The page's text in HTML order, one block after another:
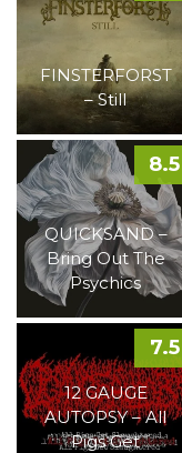
FINSTERFORST
– Still
QUICKSAND –
Bring Out The
Psychics
8.5
12 GAUGE
AUTOPSY – All
Pigs Get
7.5